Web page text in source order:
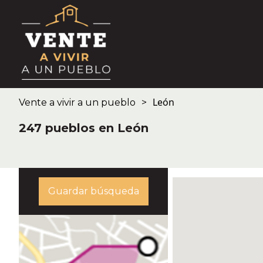
Vente a vivir a un pueblo León
247 pueblos en León
Guardar búsqueda